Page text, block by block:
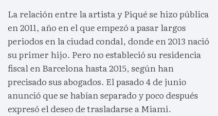
La relación entre la artista y Piqué se hizo pública
en 2011, año en el que empezó a pasar largos
periodos en la ciudad condal, donde en 2013 nació
su primer hijo. Pero no estableció su residencia
fiscal en Barcelona hasta 2015, según han
precisado sus abogados. El pasado 4 de junio
anunció que se habían separado y poco después
expresó el deseo de trasladarse a Miami.